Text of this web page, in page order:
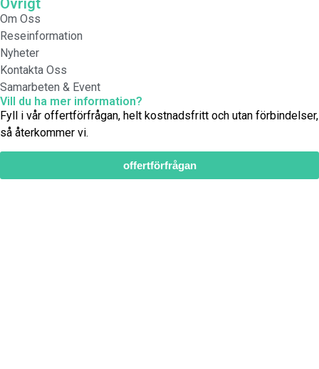
Övrigt
Om Oss
Reseinformation
Nyheter
Kontakta Oss
Samarbeten & Event
Vill du ha mer information?
Fyll i vår offertförfrågan, helt kostnadsfritt och utan förbindelser,
så återkommer vi.
offertförfrågan